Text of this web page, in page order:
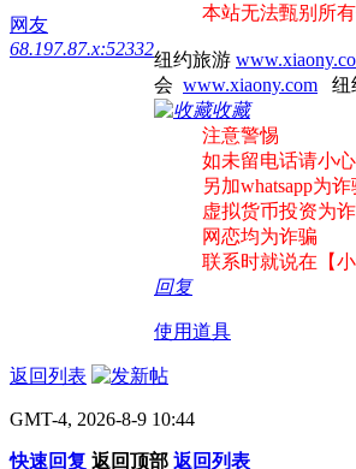
网友
68.197.87.x:52332
本站无法甄别所
纽约旅游
会 www.xiaony.com 纽
收藏
注意警惕
如未留电话请小
另加whatsapp为诈
虚拟货币投资为
网恋均为诈骗
联系时就说在【
回复
使用道具
返回列表
GMT-4, 2026-8-9 10:44
快速回复 返回顶部 返回列表